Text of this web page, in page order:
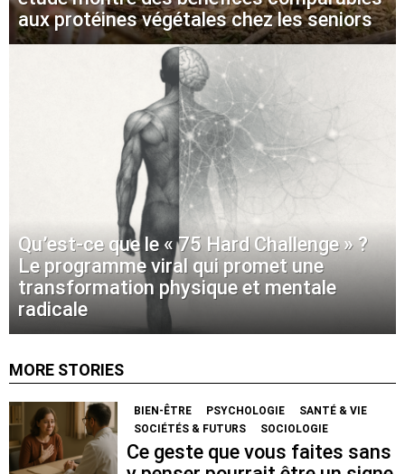
aux protéines végétales chez les seniors
Qu’est-ce que le « 75 Hard Challenge » ?
Le programme viral qui promet une
transformation physique et mentale
radicale
MORE STORIES
BIEN-ÊTRE PSYCHOLOGIE
SANTÉ & VIE
SOCIÉTÉS & FUTURS
SOCIOLOGIE
Ce geste que vous faites sans